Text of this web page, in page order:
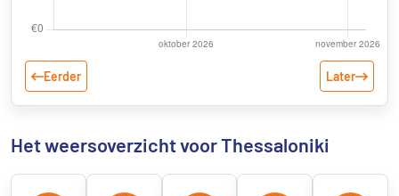
Eerder Later
Het weersoverzicht voor Thessaloniki